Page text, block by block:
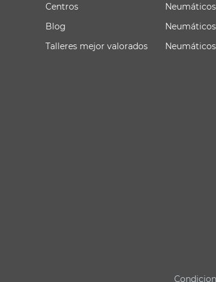
Centros
Blog
Talleres mejor valorados